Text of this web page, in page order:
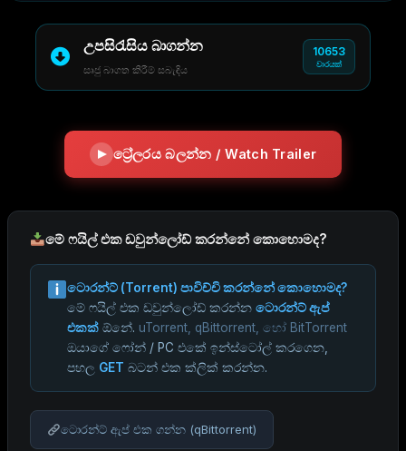
උපසිරැසිය බාගන්න
සෘජු බාගත කිරීම් සබැඳිය
10653
වාරයක්
ට්‍රේලරය බලන්න / Watch Trailer
මේ ෆයිල් එක ඩවුන්ලෝඩ් කරන්නේ කොහොමද?
ටොරන්ට් (Torrent) පාවිච්චි කරන්නේ කොහොමද?
මේ ෆයිල් එක ඩවුන්ලෝඩ් කරන්නටොරන්ට් ඇප්
එකක් ඕනේ. uTorrent, qBittorrent, හෝ BitTorrent
ඔයාගේ ෆෝන් / PC එකේ ඉන්ස්ටෝල් කරගෙන,
පහල GET බටන් එක ක්ලික් කරන්න.
ටොරන්ට් ඇප් එක ගන්න (qBittorrent)